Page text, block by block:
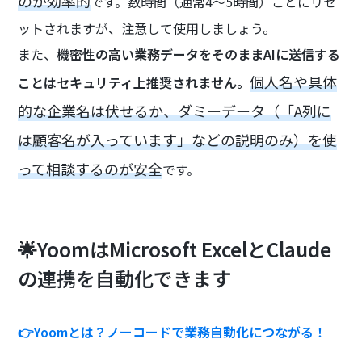
ットされますが、注意して使用しましょう。
また、機密性の高い業務データをそのままAIに送信する
ことはセキュリティ上推奨されません。個人名や具体
的な企業名は伏せるか、ダミーデータ（「A列に
は顧客名が入っています」などの説明のみ）を使
って相談するのが安全です。
🌟YoomはMicrosoft ExcelとClaude
の連携を自動化できます
👉Yoomとは？ノーコードで業務自動化につながる！